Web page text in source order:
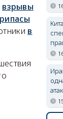
взрывы
в